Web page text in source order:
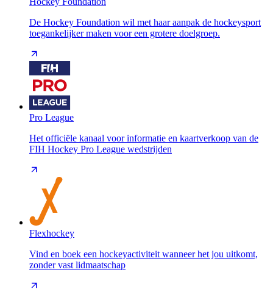
De Hockey Foundation wil met haar aanpak de hockeysport
toegankelijker maken voor een grotere doelgroep.
Pro League
Het officiële kanaal voor informatie en kaartverkoop van de
FIH Hockey Pro League wedstrijden
Flexhockey
Vind en boek een hockeyactiviteit wanneer het jou uitkomt,
zonder vast lidmaatschap